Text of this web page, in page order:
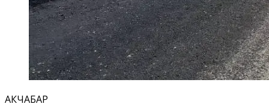
АКЧАБАР